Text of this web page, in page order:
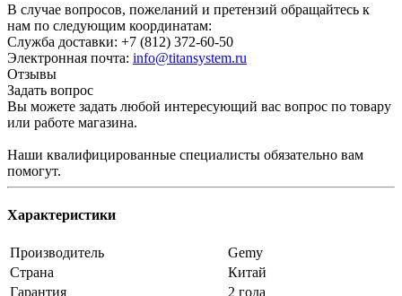
В случае вопросов, пожеланий и претензий обращайтесь к
нам по следующим координатам:
Служба доставки: +7 (812) 372-60-50
Электронная почта: info@titansystem.ru
Отзывы
Задать вопрос
Вы можете задать любой интересующий вас вопрос по товару
или работе магазина.
Наши квалифицированные специалисты обязательно вам
помогут.
Характеристики
Производитель
Gemy
Страна
Китай
Гарантия
2 года